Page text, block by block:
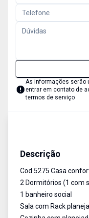
As informações serão
entrar em contato de
termos de serviço
Descrição
Cod 5275 Casa
2 Dormitórios (1 com
1 banheiro social
Sala com Rack